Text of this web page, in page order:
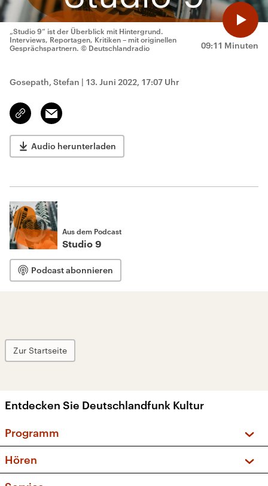
09:11 Minuten
„Studio 9“ ist der Überblick mit Hintergrund.
Interviews, Reportagen, Kritiken – mit originellen
Gesprächspartnern. © Deutschlandradio
Gosepath, Stefan | 13. Juni 2022, 17:07 Uhr
Link
kopieren/teilen
Email
Audio herunterladen
Aus dem Podcast
Studio 9
Podcast abonnieren
Zur Startseite
Entdecken Sie Deutschlandfunk Kultur
Programm
Sendungen und Podcasts
Hören